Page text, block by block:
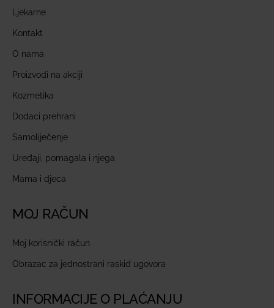
Ljekarne
Kontakt
O nama
Proizvodi na akciji
Kozmetika
Dodaci prehrani
Samoliječenje
Uređaji, pomagala i njega
Mama i djeca
MOJ RAČUN
Moj korisnički račun
Obrazac za jednostrani raskid ugovora
INFORMACIJE O PLAĆANJU